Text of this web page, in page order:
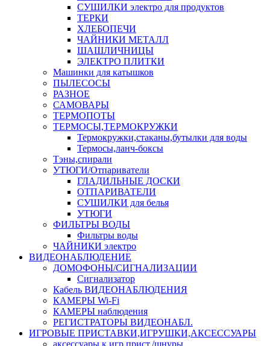
СУШИЛКИ электро для продуктов
ТЕРКИ
ХЛЕБОПЕЧИ
ЧАЙНИКИ МЕТАЛЛ
ШАШЛИЧНИЦЫ
ЭЛЕКТРО ПЛИТКИ
Машинки для катышков
ПЫЛЕСОСЫ
РАЗНОЕ
САМОВАРЫ
ТЕРМОПОТЫ
ТЕРМОСЫ,ТЕРМОКРУЖКИ
Термокружки,стаканы,бутылки для воды
Термосы,ланч-боксы
Тэны,спирали
УТЮГИ/Отпариватели
ГЛАДИЛЬНЫЕ ДОСКИ
ОТПАРИВАТЕЛИ
СУШИЛКИ для белья
УТЮГИ
ФИЛЬТРЫ ВОДЫ
Фильтры воды
ЧАЙНИКИ электро
ВИДЕОНАБЛЮДЕНИЕ
ДОМОФОНЫ/СИГНАЛИЗАЦИИ
Сигнализатор
Кабель ВИДЕОНАБЛЮДЕНИЯ
КАМЕРЫ Wi-Fi
КАМЕРЫ наблюдения
РЕГИСТРАТОРЫ ВИДЕОНАБЛ.
ИГРОВЫЕ ПРИСТАВКИ,ИГРУШКИ,АКСЕССУАРЫ
аксесcуары к игр.прист./шнуры